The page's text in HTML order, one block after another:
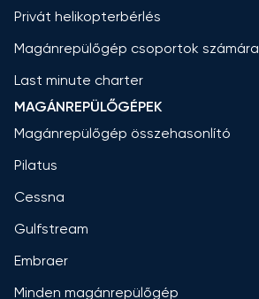
Privát helikopterbérlés
Magánrepülőgép csoportok számára
Last minute charter
MAGÁNREPÜLŐGÉPEK
Magánrepülőgép összehasonlító
Pilatus
Cessna
Gulfstream
Embraer
Minden magánrepülőgép